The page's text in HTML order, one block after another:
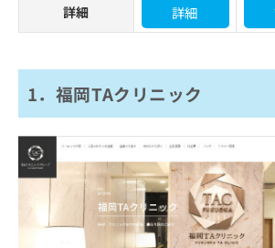
詳細 詳細
1．福岡TAクリニック